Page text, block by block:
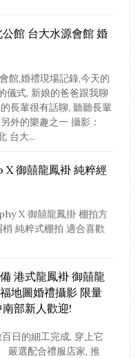
館 台大水源會館 婚
館,婚禮現場記錄,今天的
儀式, 新娘的爸爸跟我聊
長輩很有話聊, 聽聽長輩
外的樂趣之一 攝影：
台大...
御囍龍鳳褂 純粹經
X 御囍龍鳳掛 棚拍方
純粹式棚拍 適合喜歡
港式龍鳳褂 御囍龍
地圖婚禮攝影 限量
部新人歡迎!
日的細工完成, 穿上它
嚴選配合禮服店家, 推